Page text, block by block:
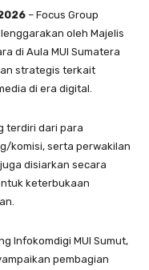
– Focus Group
oleh Majelis
di Aula MUI Sumatera
strategis terkait
di era digital.
terdiri dari para
komisi, serta perwakilan
disiarkan secara
keterbukaan
Infokomdigi MUI Sumut,
pembagian